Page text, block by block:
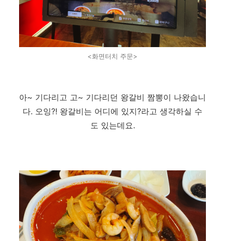
<화면터치 주문>
아~ 기다리고 고~ 기다리던 왕갈비 짬뽕이 나왔습니
다. 오잉?! 왕갈비는 어디에 있지?라고 생각하실 수
도 있는데요.